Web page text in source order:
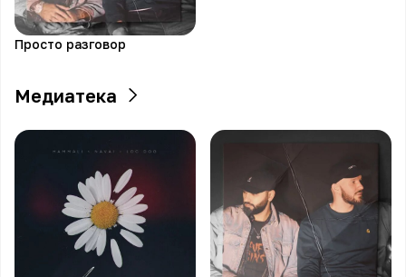
Просто разговор
Медиатека